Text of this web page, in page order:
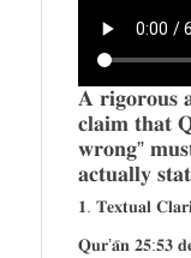
𝐀 𝐫𝐢𝐠𝐨𝐫𝐨𝐮𝐬
𝐜𝐥𝐚𝐢𝐦 𝐭𝐡𝐚𝐭
𝐰𝐫𝐨𝐧𝐠” 𝐦𝐮𝐬𝐭
𝐚𝐜𝐭𝐮𝐚𝐥𝐥𝐲
𝟏. 𝐓𝐞𝐱𝐭𝐮𝐚𝐥
𝐐𝐮𝐫’𝐚̄𝐧 𝟐𝟓:𝟓𝟑